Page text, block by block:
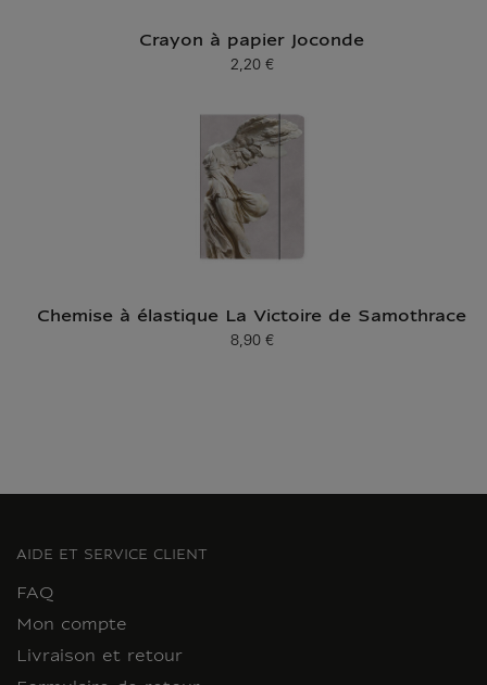
Crayon à papier Joconde
Prix ​​actuel
2,20 €
Chemise à élastique La Victoire de Samothrace
Prix ​​actuel
8,90 €
AIDE ET SERVICE CLIENT
FAQ
Mon compte
Livraison et retour